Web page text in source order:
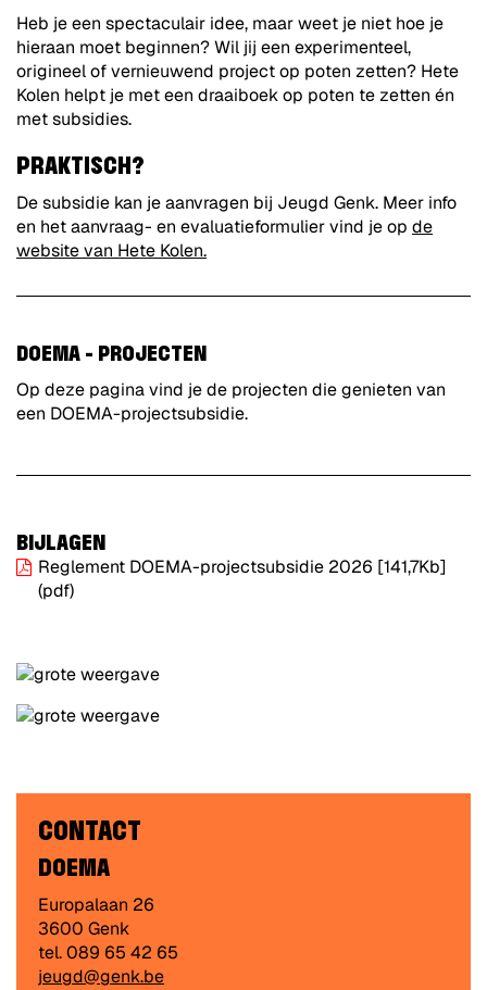
Heb je een spectaculair idee, maar weet je niet hoe je
hieraan moet beginnen? Wil jij een experimenteel,
origineel of vernieuwend project op poten zetten? Hete
Kolen helpt je met een draaiboek op poten te zetten én
met subsidies.
PRAKTISCH?
De subsidie kan je aanvragen bij Jeugd Genk. Meer info
en het aanvraag- en evaluatieformulier vind je op de
website van Hete Kolen.
DOEMA - PROJECTEN
Op deze pagina vind je de projecten die genieten van
een DOEMA-projectsubsidie.
BIJLAGEN
Reglement DOEMA-projectsubsidie 2026 [141,7Kb]
(pdf)
CONTACT
DOEMA
Adres
Europalaan 26
,3600 Genk
tel. 089 65 42 65
E-
jeugd@genk.be